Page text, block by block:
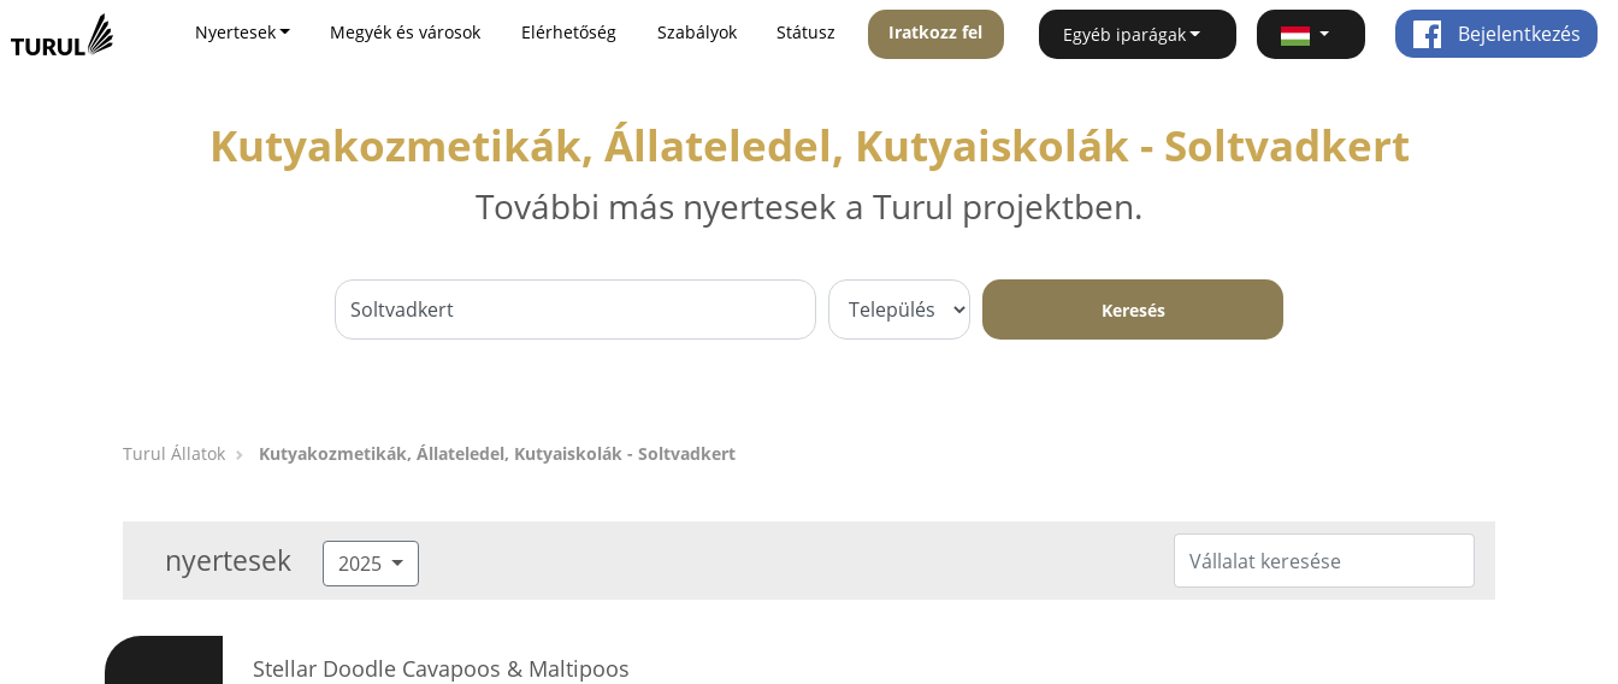
Nyertesek Megyék és városok Elérhetőség Szabályok Státusz Iratkozz fel Egyéb iparágak Bejelentkezés
Kutyakozmetikák, Állateledel, Kutyaiskolák - Soltvadkert
További más nyertesek a Turul projektben.
Keresés
Turul Állatok Kutyakozmetikák, Állateledel, Kutyaiskolák - Soltvadkert
nyertesek 2025
Stellar Doodle Cavapoos & Maltipoos